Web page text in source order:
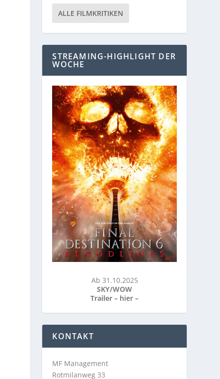
ALLE FILMKRITIKEN
STREAMING-HIGHLIGHT DER
WOCHE
Ab 31.10.2025
SKY/WOW
Trailer – hier–
KONTAKT
MF Management
Rotmilanweg 33